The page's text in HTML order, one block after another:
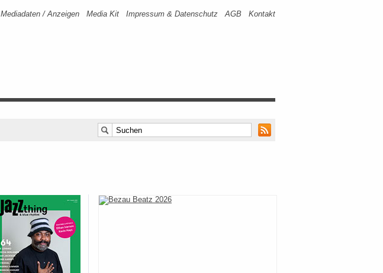
Mediadaten / Anzeigen Media Kit Impressum & Datenschutz AGB Kontakt